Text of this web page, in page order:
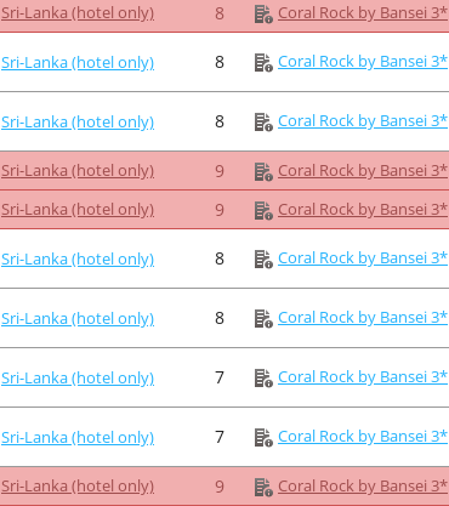
Sri-Lanka (hotel only) 8 Coral Rock by Bansei 3*
Sri-Lanka (hotel only) 8 Coral Rock by Bansei 3*
Sri-Lanka (hotel only) 8 Coral Rock by Bansei 3*
Sri-Lanka (hotel only) 9 Coral Rock by Bansei 3*
Sri-Lanka (hotel only) 9 Coral Rock by Bansei 3*
Sri-Lanka (hotel only) 8 Coral Rock by Bansei 3*
Sri-Lanka (hotel only) 8 Coral Rock by Bansei 3*
Sri-Lanka (hotel only) 7 Coral Rock by Bansei 3*
Sri-Lanka (hotel only) 7 Coral Rock by Bansei 3*
Sri-Lanka (hotel only) 9 Coral Rock by Bansei 3*